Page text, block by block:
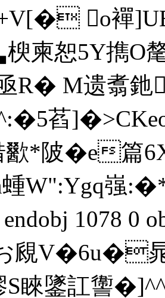
o襌
柬恕5Y擕O氂
R� M遗翥
萏
歠*陂�e
W":Ygq嵹
endobj 1078
覛V�6u�晁
S睞鐆訌讏